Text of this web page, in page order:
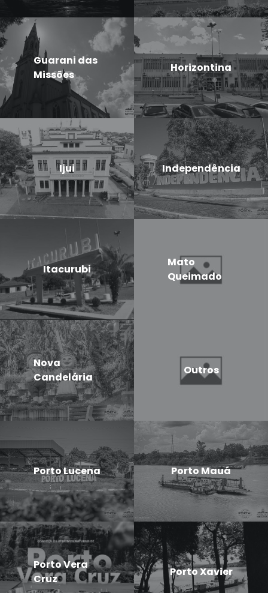
Guarani das
Missões
Horizontina
Ijui Independência
Itacurubi
Mato
Queimado
Nova
Candelária
Outros
Porto Lucena Porto Mauá
Porto Vera
Cruz
Porto Xavier